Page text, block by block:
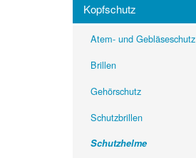
Kopfschutz
Atem- und Gebläseschutz
Brillen
Gehörschutz
Schutzbrillen
Schutzhelme